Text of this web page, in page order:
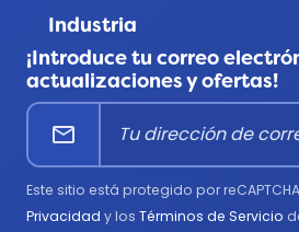
Usos de productos
Todos los productos
Preguntas frecuentes
Centro de ayuda
Industria
Corporativo
Educación
Bomberos
Gobierno
¡Introduce tu correo
actualizaciones y ofertas!
mail
Este sitio está protegido por
Privacidad y los Términos de Servicio